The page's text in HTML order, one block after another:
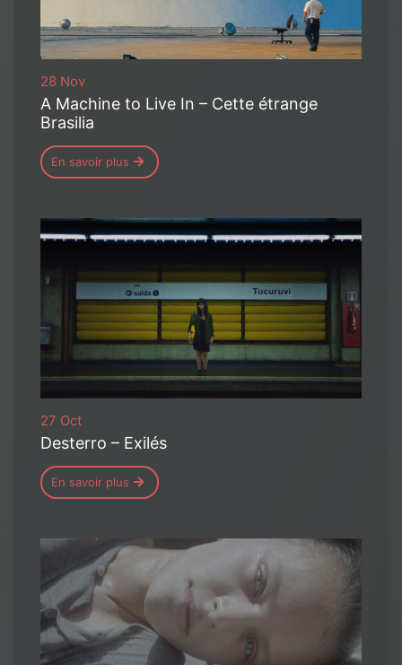
28 Nov
A Machine to Live In – Cette étrange
Brasilia
En savoir plus
27 Oct
Desterro – Exilés
En savoir plus